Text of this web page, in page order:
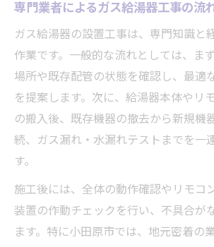
専門業者によるガス給湯器工事の流
ガス給湯器の設置工事は、専門知識と
作業です。一般的な流れとしては、ま
場所や既存配管の状態を確認し、最適
を提案します。次に、給湯器本体やリ
の搬入後、既存機器の撤去から新規機
続、ガス漏れ・水漏れテストまでを一
す。
施工後には、全体の動作確認やリモコ
装置の作動チェックを行い、不具合が
ます。特に小田原市では、地元密着の